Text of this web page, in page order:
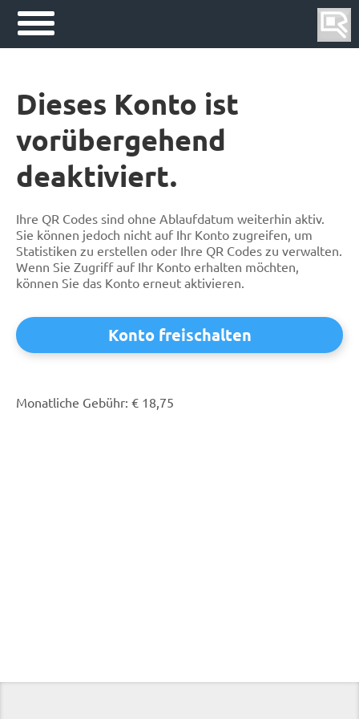
Dieses Konto ist
vorübergehend
deaktiviert.
Ihre QR Codes sind ohne Ablaufdatum weiterhin aktiv.
Sie können jedoch nicht auf Ihr Konto zugreifen, um
Statistiken zu erstellen oder Ihre QR Codes zu verwalten.
Wenn Sie Zugriff auf Ihr Konto erhalten möchten,
können Sie das Konto erneut aktivieren.
Konto freischalten
Monatliche Gebühr: € 18,75